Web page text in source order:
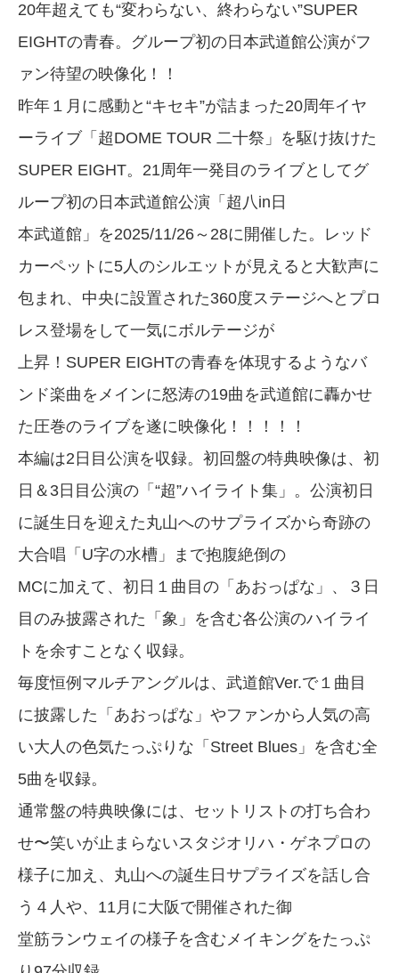
20年超えても“変わらない、終わらない”SUPER
EIGHTの青春。グループ初の日本武道館公演がフ
ァン待望の映像化！！
昨年１月に感動と“キセキ”が詰まった20周年イヤ
ーライブ「超DOME TOUR 二十祭」を駆け抜けた
SUPER EIGHT。21周年一発目のライブとしてグ
ループ初の日本武道館公演「超八in日
本武道館」を2025/11/26～28に開催した。レッド
カーペットに5人のシルエットが見えると大歓声に
包まれ、中央に設置された360度ステージへとプロ
レス登場をして一気にボルテージが
上昇！SUPER EIGHTの青春を体現するようなバ
ンド楽曲をメインに怒涛の19曲を武道館に轟かせ
た圧巻のライブを遂に映像化！！！！！
本編は2日目公演を収録。初回盤の特典映像は、初
日＆3日目公演の「“超”ハイライト集」。公演初日
に誕生日を迎えた丸山へのサプライズから奇跡の
大合唱「U字の水槽」まで抱腹絶倒の
MCに加えて、初日１曲目の「あおっぱな」、３日
目のみ披露された「象」を含む各公演のハイライ
トを余すことなく収録。
毎度恒例マルチアングルは、武道館Ver.で１曲目
に披露した「あおっぱな」やファンから人気の高
い大人の色気たっぷりな「Street Blues」を含む全
5曲を収録。
通常盤の特典映像には、セットリストの打ち合わ
せ〜笑いが止まらないスタジオリハ・ゲネプロの
様子に加え、丸山への誕生日サプライズを話し合
う４人や、11月に大阪で開催された御
堂筋ランウェイの様子を含むメイキングをたっぷ